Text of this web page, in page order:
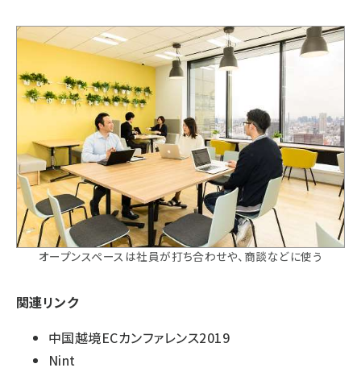
オープンスペースは社員が打ち合わせや、商談などに使う
関連リンク
中国越境ECカンファレンス2019
Nint